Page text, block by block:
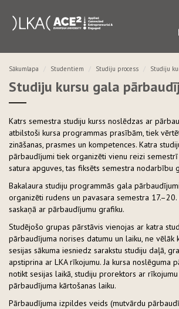
Sākumlapa Studentiem Studiju process Studiju
Studiju kursu gala
Katrs semestra studiju kurss noslēdzas ar
atbilstoši kursa programmas prasībām, tiek
zināšanas, prasmes un kompetences. Katra
pārbaudījumi tiek organizēti vienu reizi semestrī
satura apguves, tas fiksēts semestra nodarbību
Bakalaura studiju programmās gala
organizēti rudens un pavasara semestra 17.–20.
saskaņā ar pārbaudījumu grafiku.
Studējošo grupas pārstāvis vienojas ar katra
pārbaudījuma norises datumu un laiku, ne vēlāk
sesijas sākuma iesniedz sarakstu studiju daļā,
apstiprina ar LKA rīkojumu. Ja kursa noslēguma
notikt sesijas laikā, studiju prorektors ar rīkojumu
pārbaudījuma kārtošanas laiku.
Pārbaudījuma izpildes veids (mutvārdu